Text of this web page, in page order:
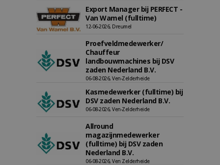
Export Manager bij PERFECT -
Van Wamel (fulltime)
12-06-2026, Dreumel
Proefveldmedewerker/
Chauffeur
landbouwmachines bij DSV
zaden Nederland B.V.
06-08-2026, Ven-Zelderheide
Kasmedewerker (fulltime) bij
DSV zaden Nederland B.V.
06-08-2026, Ven-Zelderheide
Allround
magazijnmedewerker
(fulltime) bij DSV zaden
Nederland B.V.
06-08-2026, Ven Zelderheide